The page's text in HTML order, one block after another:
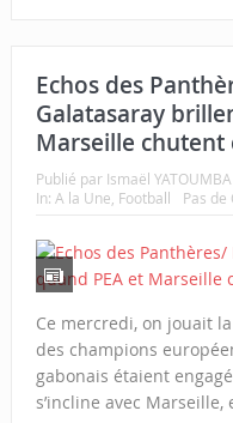
Echos des
Galatasaray
Marseille chutent
Publié par Ismaël YATOUMBA
In: A la Une Football Pas
Ce mercredi, on jouait
des champions
gabonais étaient
s’incline avec Marseille,